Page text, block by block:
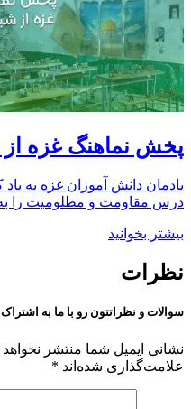
پخش نماهنگ غزه از
یادمان دانش آموزان غزه به
درس مقاومت و مظلومیت را
بیشتر بخوانید
نظرات
سوالات و نظراتتون رو با ما به اشتراک
نشانی ایمیل شما منتشر
علامت‌گذاری شده‌اند *